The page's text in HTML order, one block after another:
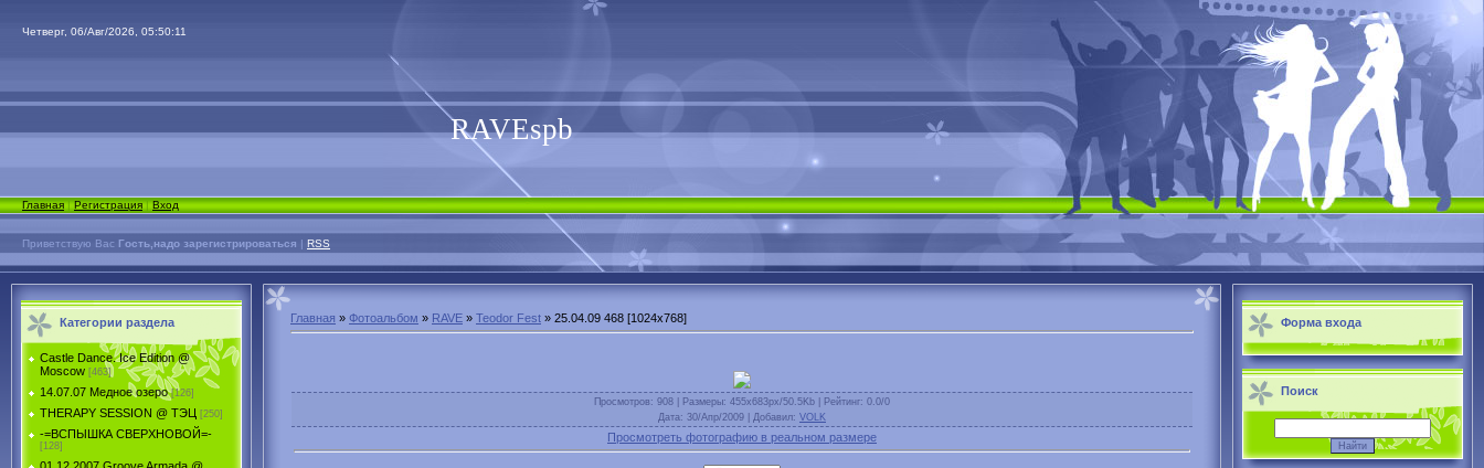
Четверг, 06/Авг/2026, 05:50:11
RAVEspb
Главная|Регистрация|Вход
Приветствую Вас Гость,надо зарегистрироваться | RSS
Категории раздела
Castle Dance. Ice Еdition @
Moscow [463]
14.07.07 Медное озеро [126]
THERAPY SESSION @ ТЭЦ [250]
-=ВСПЫШКА СВЕРХНОВОЙ=-
[128]
Главная » Фотоальбом » RAVE » Teodor Fest » 25.04.09 468 [1024x768]
Просмотров: 908 | Размеры: 455x683px/50.5Kb | Рейтинг: 0.0/0
Дата : 30/Апр/2009 | Добавил: VOLK
Просмотреть фотографию в реальном размере
Форма входа
Поиск